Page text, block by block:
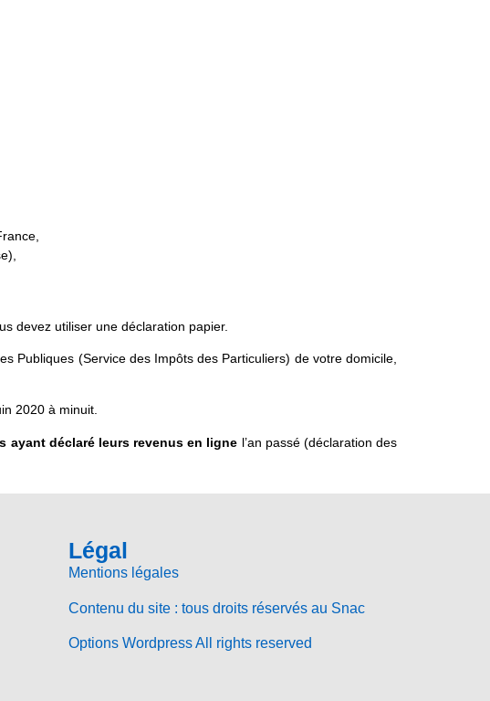
devez utiliser une déclaration papier.
Publiques (Service des Impôts des Particuliers) de votre domicile,
2020 à minuit.
ayant déclaré leurs revenus en ligne l’an passé (déclaration des
Légal
Mentions légales
Contenu du site : tous droits réservés au Snac
Options Wordpress All rights reserved